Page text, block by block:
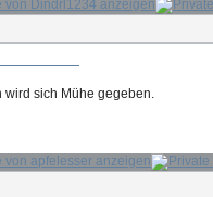
wird sich Mühe gegeben.